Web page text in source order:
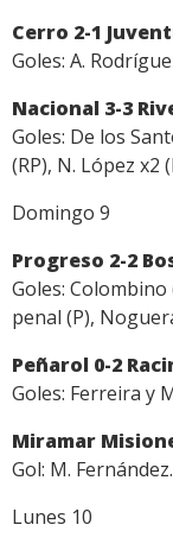
Cerro 2-1
Goles: A.
Nacional 3-3
Goles: De los
(RP), N. López x2
Domingo 9
Progreso 2-2
Goles: Colombino
penal (P),
Peñarol 0-2
Goles: Ferreira y
Miramar
Gol: M. Fernández.
Lunes 10